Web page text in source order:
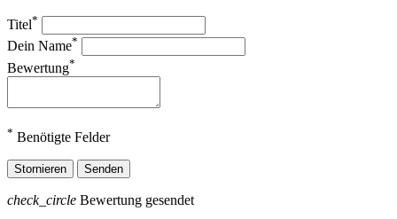
Titel*
Dein Name*
Bewertung*
* Benötigte Felder
Stornieren Senden
check_circle Bewertung gesendet